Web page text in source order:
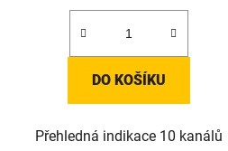
DO KOŠÍKU
Přehledná indikace 10 kanálů